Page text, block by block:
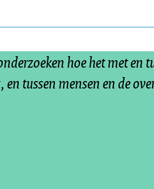
hoe het met en
en tussen mensen en de